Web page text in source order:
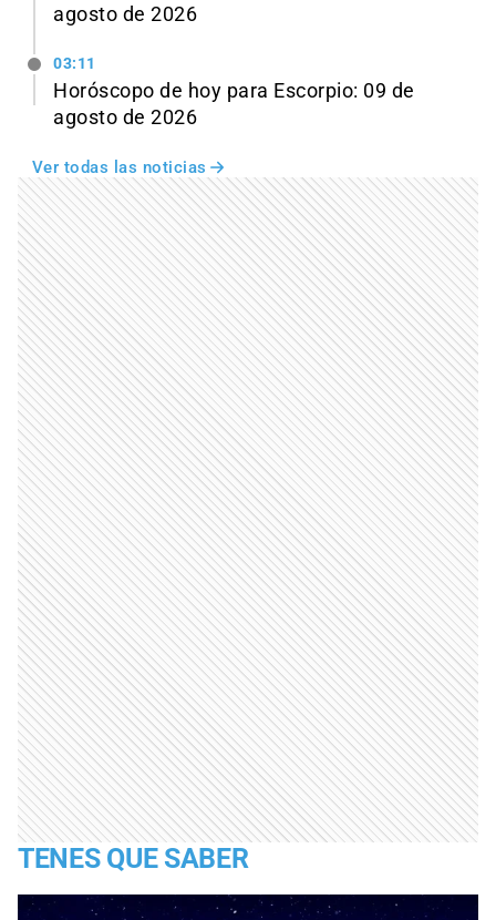
agosto de 2026
03:11
Horóscopo de hoy para Escorpio: 09 de
agosto de 2026
Ver todas las noticias
TENES QUE SABER